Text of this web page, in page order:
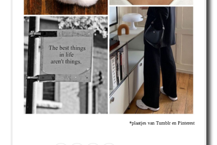
*plaatjes van Tumblr en Pinterest